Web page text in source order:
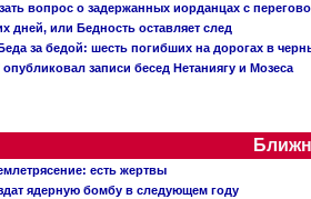
вопрос о задержанных иорданцах с
дней, или Бедность оставляет след
за бедой: шесть погибших на дорогах в
записи бесед Нетаниягу и Мозеса
есть жертвы
ядерную бомбу в следующем году